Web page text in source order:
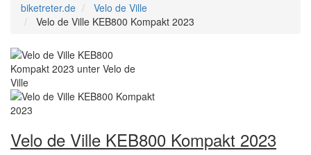
biketreter.de
Velo de Ville
Velo de Ville KEB800 Kompakt 2023
Velo de Ville KEB800 Kompakt 2023